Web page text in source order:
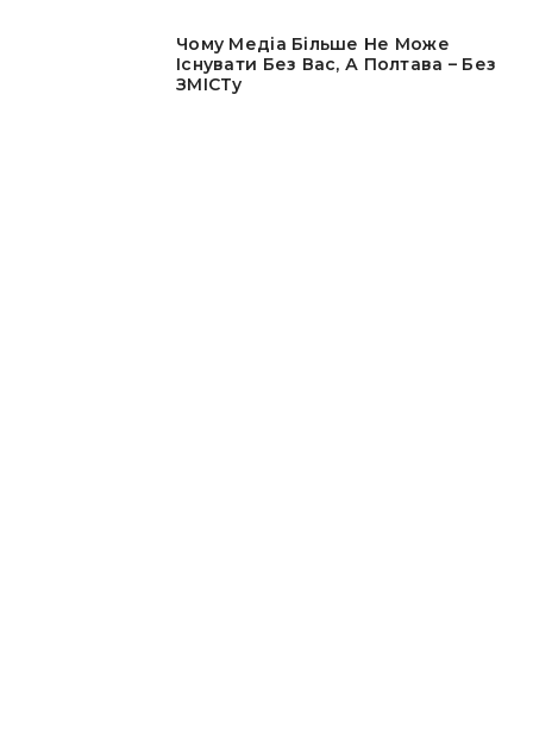
Чому Медіа Більше Не Може
Існувати Без Вас, А Полтава – Без
ЗМІСТу